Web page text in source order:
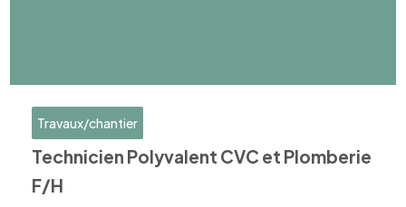
Travaux/chantier
Technicien Polyvalent CVC et Plomberie
F/H